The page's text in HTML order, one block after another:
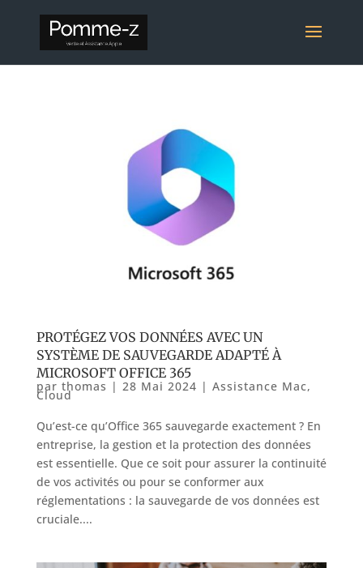
PROTÉGEZ VOS DONNÉES AVEC UN
SYSTÈME DE SAUVEGARDE ADAPTÉ À
MICROSOFT OFFICE 365
par thomas | 28 Mai 2024 | Assistance Mac,
Cloud
Qu’est-ce qu’Office 365 sauvegarde exactement ? En
entreprise, la gestion et la protection des données
est essentielle. Que ce soit pour assurer la continuité
de vos activités ou pour se conformer aux
réglementations : la sauvegarde de vos données est
cruciale....